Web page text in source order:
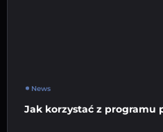
News
Jak korzystać z programu